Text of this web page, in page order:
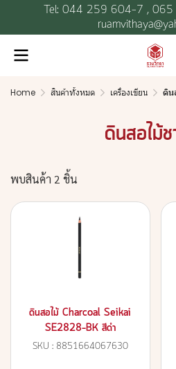
Tel: 044 259 604-7 , 065
Home สินค้าทั้งหมด เครื่องเขียน ดิน
ดินสอไม้ช
พบสินค้า 2 ชิ้น
ดินสอไม้ Charcoal Seikai
SE2828-BK สีดำ
SKU : 8851664067630